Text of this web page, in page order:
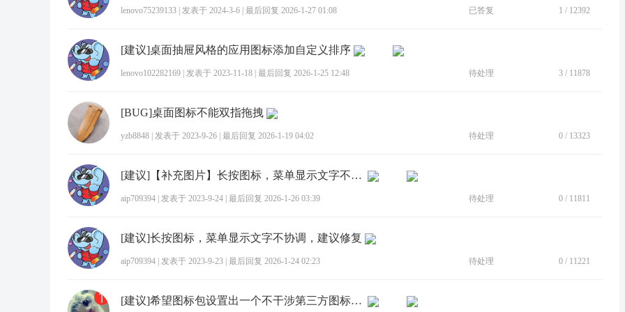
lenovo75239133 发表于 2024-3-6 最后回复 2026-1-27 01:08 已答复 1 / 12392
[建议]桌面抽屉风格的应用图标添加自定义排序
lenovo102282169 发表于 2023-11-18 最后回复 2026-1-25 12:48 待处理 3 / 11878
[BUG]桌面图标不能双指拖拽
yzb8848 发表于 2023-9-26 最后回复 2026-1-19 04:02 待处理 0 / 13323
[建议]【补充图片】长按图标，菜单显示文字不协调，建议修复
aip709394 发表于 2023-9-24 最后回复 2026-1-26 03:39 待处理 0 / 11811
[建议]长按图标，菜单显示文字不协调，建议修复
aip709394 发表于 2023-9-23 最后回复 2026-1-24 02:23 待处理 0 / 11221
[建议]希望图标包设置出一个不干涉第三方图标的开关